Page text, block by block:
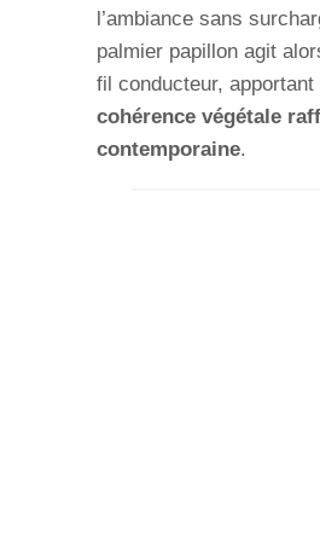
l’ambiance sans
palmier papillon agit
fil conducteur, apportant
cohérence végétale
contemporaine.